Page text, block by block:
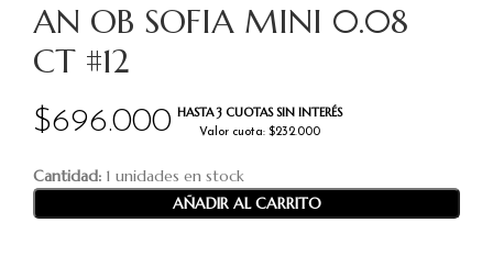
AN OB SOFIA MINI 0.08
CT #12
$696.000 HASTA 3 CUOTAS SIN INTERÉS
Valor cuota: $232.000
Cantidad: 1 unidades en stock
AÑADIR AL CARRITO